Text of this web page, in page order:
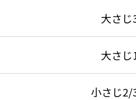
大さじ
大さじ
小さじ2/